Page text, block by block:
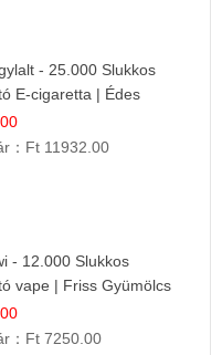
- 25.000 Slukkos
E-cigaretta | Édes
Íz
： Ft 11932.00
- 12.000 Slukkos
vape | Friss Gyümölcs
： Ft 7250.00